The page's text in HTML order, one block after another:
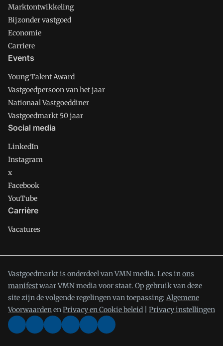
Marktontwikkeling
Bijzonder vastgoed
Economie
Carriere
Events
Young Talent Award
Vastgoedpersoon van het jaar
Nationaal Vastgoeddiner
Vastgoedmarkt 50 jaar
Social media
LinkedIn
Instagram
x
Facebook
YouTube
Carrière
Vacatures
Vastgoedmarkt is onderdeel van VMN media. Lees inons
manifestwaar VMN media voor staat. Op gebruik van deze
site zijn de volgende regelingen van toepassing: Algemene
VoorwaardenenPrivacy en Cookie beleid Privacy instellingen